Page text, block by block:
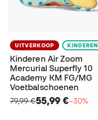
UITVERKOOP KINDEREN
Kinderen Air Zoom
Mercurial Superfly 10
Academy KM FG/MG
Voetbalschoenen
79,99 €55,99 €−30%